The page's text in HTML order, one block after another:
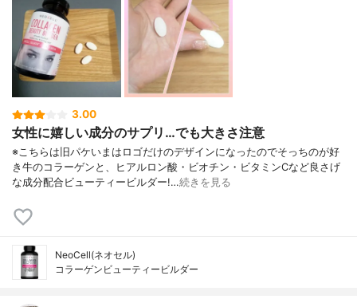
3.00
女性に嬉しい成分のサプリ…でも大きさ注意
※こちらは旧パケいまはロゴだけのデザインになったのでそっちのが好
き牛のコラーゲンと、ヒアルロン酸・ビオチン・ビタミンCなど良さげ
な成分配合ビューティービルダー!…続きを見る
NeoCell(ネオセル)
コラーゲンビューティービルダー